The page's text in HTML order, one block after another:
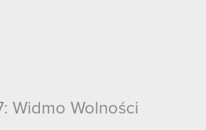
Widmo Wolności